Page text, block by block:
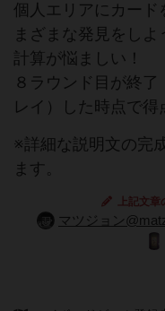
個人エリアにカード
まざまな発見をし
計算が悩ましい！
８ラウンド目が終
レイ）した時点で得
※詳細な説明文の完
ます。
上記文
マツジョン